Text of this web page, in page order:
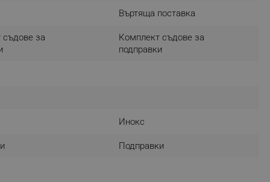
Въртяща поставка
за
Комплект съдове за
подправки
Инокс
Подправки